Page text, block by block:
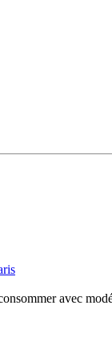
avec